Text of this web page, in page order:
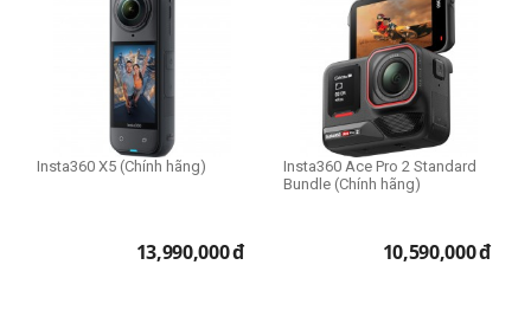
Insta360 X5 (Chính hãng)
13,990,000đ
Insta360 Ace Pro 2 Standard
Bundle (Chính hãng)
10,590,000đ